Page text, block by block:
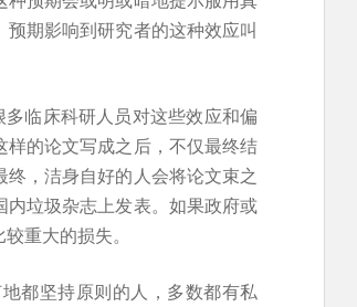
期影响到研究者的这种效应叫
临床科研人员对这些效应和偏
的论文写成之后，不仅最终结
，洁身自好的人会将论文束之
垃圾杂志上发表。如果政府或
重大的损失。
都坚持原则的人，多数都有私